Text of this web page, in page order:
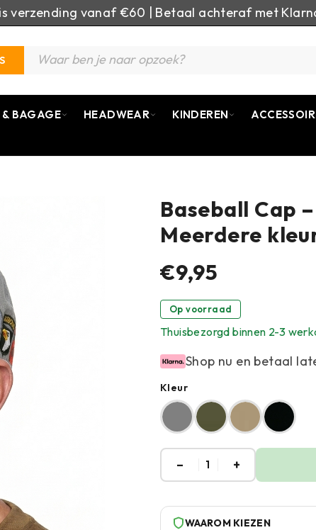
verzending vanaf €60 | Betaal achteraf met
& BAGAGE HEADWEAR KINDEREN
Baseball Cap
Meerdere
€9,95
Op voorraad
Thuisbezorgd binnen 2-3
Shop nu en betaal
Kleur
– 1 +
WAAROM KIEZEN